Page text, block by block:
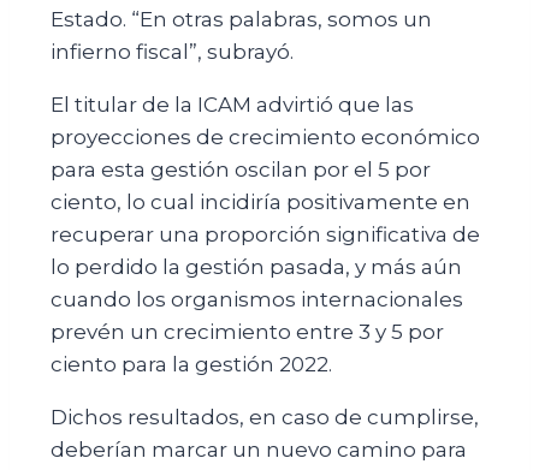
Estado. “En otras palabras, somos un
infierno fiscal”, subrayó.
El titular de la ICAM advirtió que las
proyecciones de crecimiento económico
para esta gestión oscilan por el 5 por
ciento, lo cual incidiría positivamente en
recuperar una proporción significativa de
lo perdido la gestión pasada, y más aún
cuando los organismos internacionales
prevén un crecimiento entre 3 y 5 por
ciento para la gestión 2022.
Dichos resultados, en caso de cumplirse,
deberían marcar un nuevo camino para